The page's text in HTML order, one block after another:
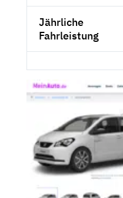
Jährliche
Fahrleistung